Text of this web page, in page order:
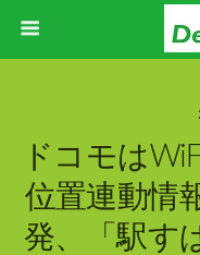
ドコモは
位置連動情
発、「駅す